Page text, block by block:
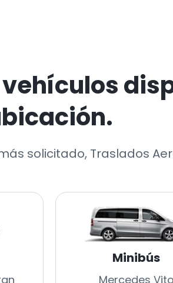
solicitado, Traslados
Minibús
Mercedes Vito